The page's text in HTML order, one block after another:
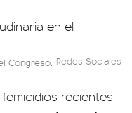
Congreso. Redes Sociales
recientes